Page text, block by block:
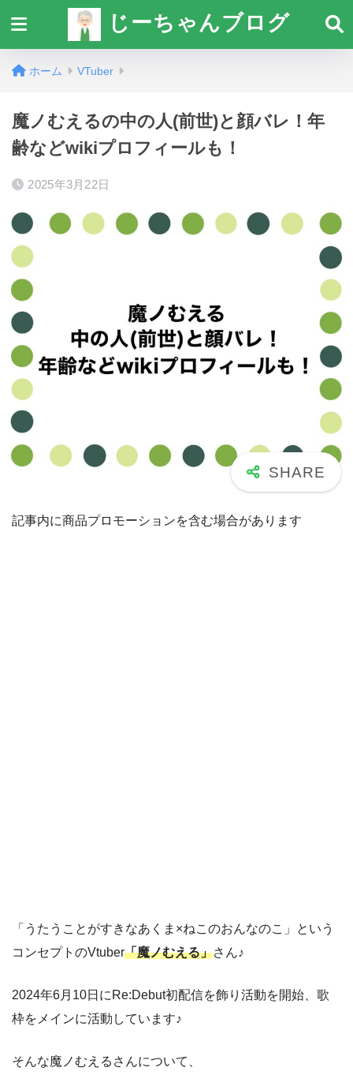
じーちゃんブログ
ホーム VTuber
魔ノむえるの中の人(前世)と顔バレ！年
齢などwikiプロフィールも！
2025年3月22日
記事内に商品プロモーションを含む場合があります
「うたうことがすきなあくま×ねこのおんなのこ」という
コンセプトのVtuber「魔ノむえる」さん♪
2024年6月10日にRe:Debut初配信を飾り活動を開始、歌
枠をメインに活動しています♪
そんな魔ノむえるさんについて、